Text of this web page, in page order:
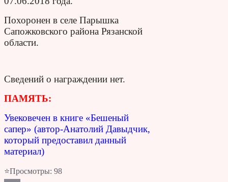
Похоронен в селе Парышка
Сапожковского района Рязанской
области.
Сведений о награждении нет.
ПАМЯТЬ:
Увековечен в книге «Бешеный
сапер» (автор-Анатолий Давыдчик,
который предоставил данный
материал)
⭐Просмотры: 98